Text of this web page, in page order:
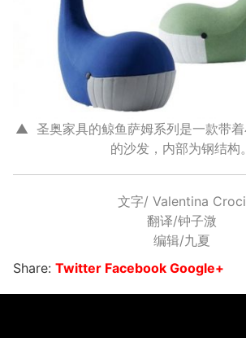
▲ 圣奥家具的鲸鱼萨姆系列是一款带
的沙发，内部为钢结构。
文字/ Valentina Croci
翻译/钟子溦
编辑/九夏
Share: Twitter Facebook Google+